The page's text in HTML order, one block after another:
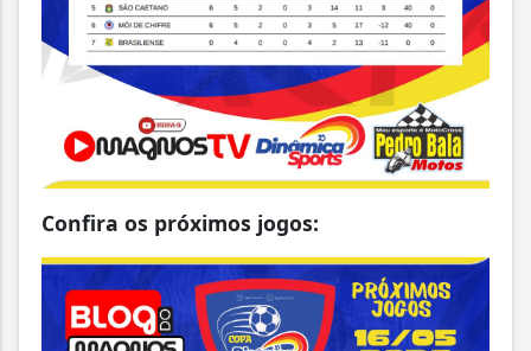
Confira os próximos jogos: